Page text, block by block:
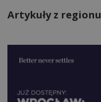
Artykuły z regionu